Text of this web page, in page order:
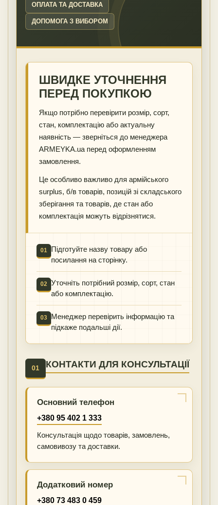
ОПЛАТА ТА ДОСТАВКА
ДОПОМОГА З ВИБОРОМ
ШВИДКЕ УТОЧНЕННЯ
ПЕРЕД ПОКУПКОЮ
Якщо потрібно перевірити розмір, сорт,
стан, комплектацію або актуальну
наявність — зверніться до менеджера
ARMEYKA.ua перед оформленням
замовлення.
Це особливо важливо для армійського
surplus, б/в товарів, позицій зі складського
зберігання та товарів, де стан або
комплектація можуть відрізнятися.
01
Підготуйте назву товару або
посилання на сторінку.
02 Уточніть потрібний розмір, сорт, стан
або комплектацію.
03
Менеджер перевірить інформацію та
підкаже подальші дії.
01 КОНТАКТИ ДЛЯ КОНСУЛЬТАЦІЇ
Основний телефон
+380 95 402 1 333
Консультація щодо товарів, замовлень,
самовивозу та доставки.
Додатковий номер
+380 73 483 0 459